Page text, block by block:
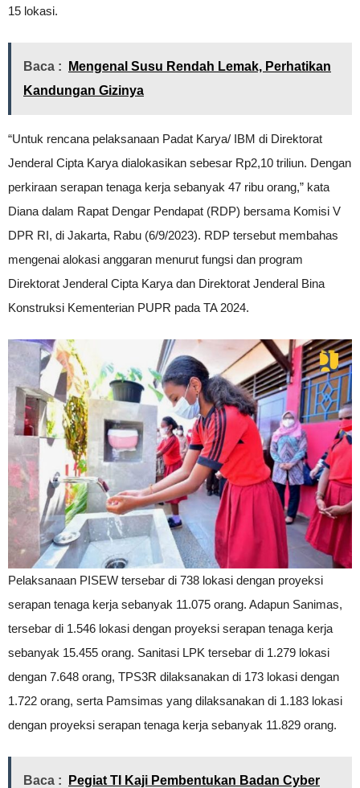
15 lokasi.
Baca :
Mengenal Susu Rendah Lemak, Perhatikan
Kandungan Gizinya
“Untuk rencana pelaksanaan Padat Karya/ IBM di Direktorat
Jenderal Cipta Karya dialokasikan sebesar Rp2,10 triliun. Dengan
perkiraan serapan tenaga kerja sebanyak 47 ribu orang,” kata
Diana dalam Rapat Dengar Pendapat (RDP) bersama Komisi V
DPR RI, di Jakarta, Rabu (6/9/2023). RDP tersebut membahas
mengenai alokasi anggaran menurut fungsi dan program
Direktorat Jenderal Cipta Karya dan Direktorat Jenderal Bina
Konstruksi Kementerian PUPR pada TA 2024.
Pelaksanaan PISEW tersebar di 738 lokasi dengan proyeksi
serapan tenaga kerja sebanyak 11.075 orang. Adapun Sanimas,
tersebar di 1.546 lokasi dengan proyeksi serapan tenaga kerja
sebanyak 15.455 orang. Sanitasi LPK tersebar di 1.279 lokasi
dengan 7.648 orang, TPS3R dilaksanakan di 173 lokasi dengan
1.722 orang, serta Pamsimas yang dilaksanakan di 1.183 lokasi
dengan proyeksi serapan tenaga kerja sebanyak 11.829 orang.
Baca :
Pegiat TI Kaji Pembentukan Badan Cyber